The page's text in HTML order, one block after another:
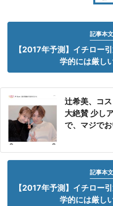
記事本
【2017年予測】イチロー
学的には厳し
辻希美、コ
大絶賛 少し
で、マジでお
記事本
【2017年予測】イチロー
学的には厳し